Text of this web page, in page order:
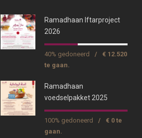
Ramadhaan Iftarproject
2026
40% gedoneerd /
€ 12.520
te gaan.
Ramadhaan
voedselpakket 2025
100% gedoneerd /
€ 0 te
gaan.